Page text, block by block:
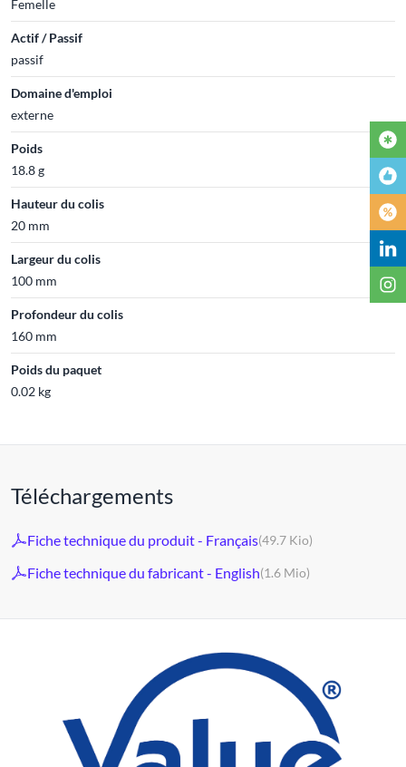
Femelle
Actif / Passif
passif
Domaine d'emploi
externe
Poids
18.8 g
Hauteur du colis
20 mm
Largeur du colis
100 mm
Profondeur du colis
160 mm
Poids du paquet
0.02 kg
Téléchargements
Fiche technique du produit - Français(49.7 Kio)
Fiche technique du fabricant - English(1.6 Mio)